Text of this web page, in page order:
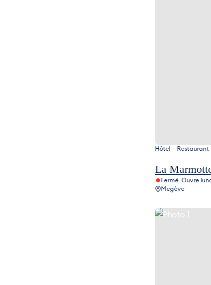
La
Hôtel – Restaurant
Fermé. Ouvre
Megève
Photo 1